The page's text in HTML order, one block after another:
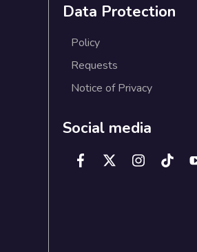
Data Protection
Policy
Requests
Notice of Privacy
Social media